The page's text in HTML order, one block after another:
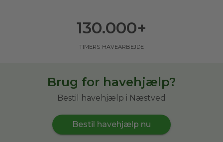
timers havearbejde
130.000+
Brug for havehjælp?
Bestil havehjælp i Næstved
Bestil havehjælp nu